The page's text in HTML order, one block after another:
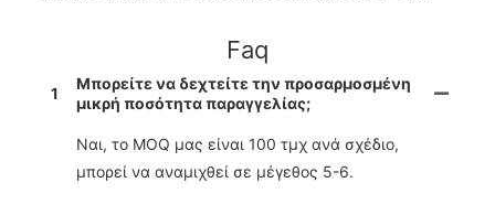
Faq
1
Μπορείτε να δεχτείτε την προσαρμοσμένη
μικρή ποσότητα παραγγελίας;
Ναι, το MOQ μας είναι 100 τμχ ανά σχέδιο,
μπορεί να αναμιχθεί σε μέγεθος 5-6.